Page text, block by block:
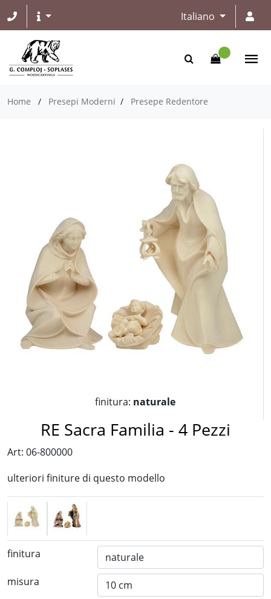
Italiano
Home / Presepi Moderni / Presepe Redentore
finitura: naturale
RE Sacra Familia - 4 Pezzi
Art: 06-800000
ulteriori finiture di questo modello
finitura
misura